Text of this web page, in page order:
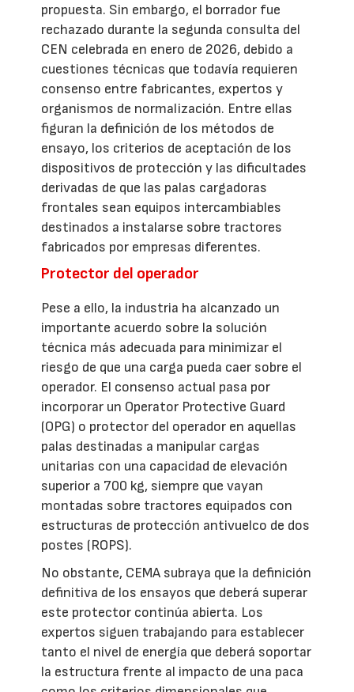
propuesta. Sin embargo, el borrador fue
rechazado durante la segunda consulta del
CEN celebrada en enero de 2026, debido a
cuestiones técnicas que todavía requieren
consenso entre fabricantes, expertos y
organismos de normalización. Entre ellas
figuran la definición de los métodos de
ensayo, los criterios de aceptación de los
dispositivos de protección y las dificultades
derivadas de que las palas cargadoras
frontales sean equipos intercambiables
destinados a instalarse sobre tractores
fabricados por empresas diferentes.
Protector del operador
Pese a ello, la industria ha alcanzado un
importante acuerdo sobre la solución
técnica más adecuada para minimizar el
riesgo de que una carga pueda caer sobre el
operador. El consenso actual pasa por
incorporar un Operator Protective Guard
(OPG) o protector del operador en aquellas
palas destinadas a manipular cargas
unitarias con una capacidad de elevación
superior a 700 kg, siempre que vayan
montadas sobre tractores equipados con
estructuras de protección antivuelco de dos
postes (ROPS).
No obstante, CEMA subraya que la definición
definitiva de los ensayos que deberá superar
este protector continúa abierta. Los
expertos siguen trabajando para establecer
tanto el nivel de energía que deberá soportar
la estructura frente al impacto de una paca